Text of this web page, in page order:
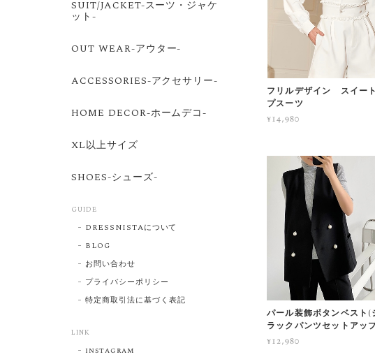
フリルデザイン スイー
プスーツ
¥14,980
パール装飾ボタンベスト
ラックパンツセットアッ
¥12,980
SUIT/JACKET-スーツ・ジャケ
ット-
OUT WEAR-アウター-
ACCESSORIES-アクセサリー-
HOME DECOR-ホームデコ-
XL以上サイズ
SHOES-シューズ-
GUIDE
DRESSNISTAについて
BLOG
お問い合わせ
プライバシーポリシー
特定商取引法に基づく表記
LINK
instagram